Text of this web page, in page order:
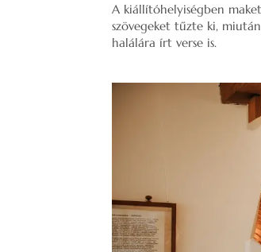
A kiállítóhelyiségben
szövegeket tűzte ki,
halálára írt verse is.